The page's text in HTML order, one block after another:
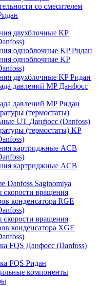
со смесителем
двухблочные KP
одноблочные KP Ридан
одноблочные KP
двухблочные KP Ридан
давлений MP Данфосс
давлений MP Ридан
(термостаты)
UT Данфосс (Danfoss)
(термостаты) KP
картриджные ACB
картриджные ACB
Danfoss Saginomiya
скорости вращения
конденсатора RGE
скорости вращения
конденсатора XGE
FQS Данфосс (Danfoss)
FQS Ридан
компоненты